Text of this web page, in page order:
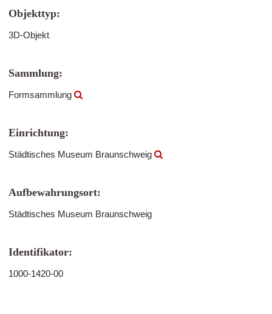
Objekttyp:
3D-Objekt
Sammlung:
Formsammlung
Einrichtung:
Städtisches Museum Braunschweig
Aufbewahrungsort:
Städtisches Museum Braunschweig
Identifikator:
1000-1420-00